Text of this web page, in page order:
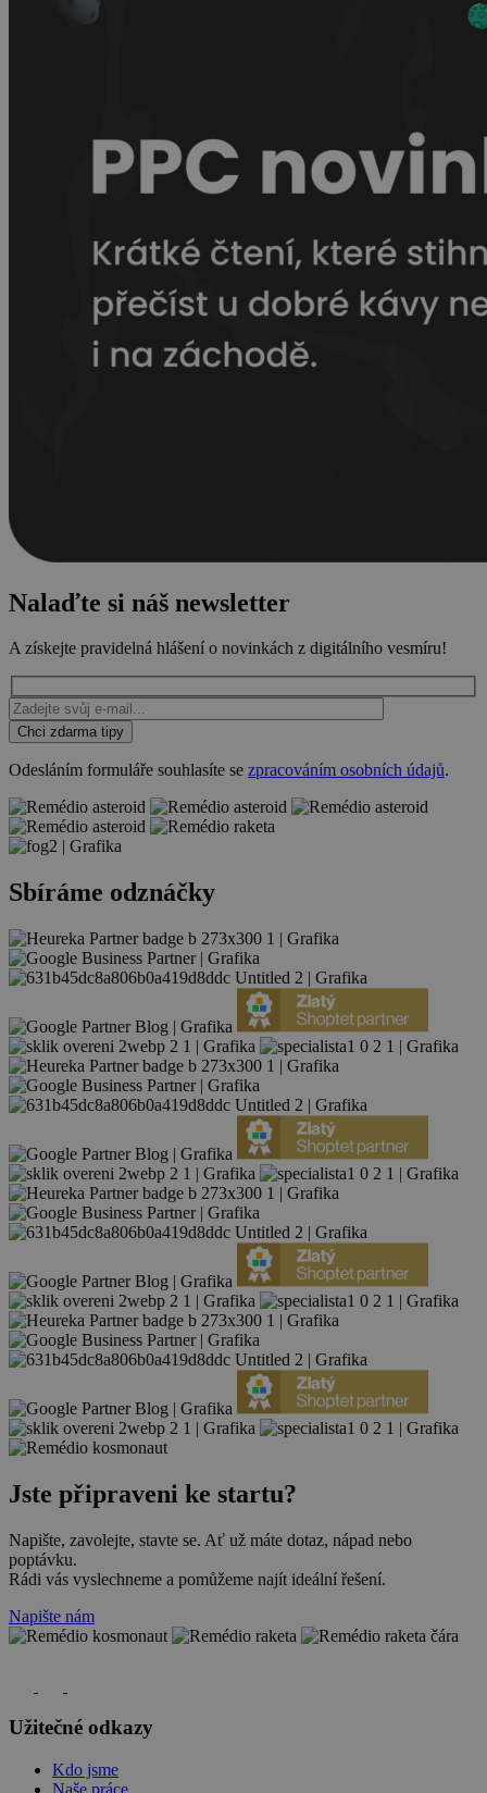
Nalaďte si náš newsletter
A získejte pravidelná hlášení o novinkách z digitálního vesmíru!
Ponechte toto pole prázdné.
Chci zdarma tipy
Odesláním formuláře souhlasíte se zpracováním osobních údajů.
Sbíráme odznáčky
Jste připraveni ke startu?
Napište, zavolejte, stavte se. Ať už máte dotaz, nápad nebo
poptávku.
Rádi vás vyslechneme a pomůžeme najít ideální řešení.
Napište nám
Užitečné odkazy
Kdo jsme
Naše práce